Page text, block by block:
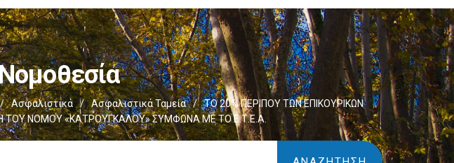
/ Ασφαλιστικά / Ασφαλιστικά Ταμεία /
ΤΟ 20% ΠΕΡΙΠΟΥ ΤΩΝ ΕΠΙΚΟΥΡΙΚΩΝ
ΝΟΜΟΥ «ΚΑΤΡΟΥΓΚΑΛΟΥ» ΣΥΜΦΩΝΑ ΜΕ ΤΟ Ε.Τ.Ε.Α.